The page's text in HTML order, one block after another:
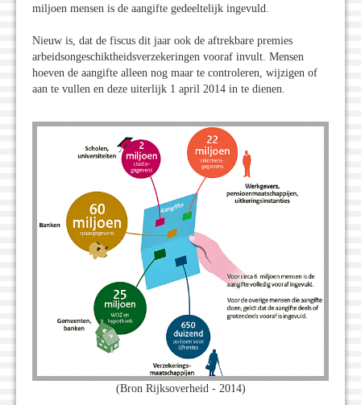
miljoen mensen is de aangifte gedeeltelijk ingevuld.
Nieuw is, dat de fiscus dit jaar ook de aftrekbare premies
arbeidsongeschiktheidsverzekeringen vooraf invult. Mensen
hoeven de aangifte alleen nog maar te controleren, wijzigen of
aan te vullen en deze uiterlijk 1 april 2014 in te dienen.
(Bron Rijksoverheid - 2014)